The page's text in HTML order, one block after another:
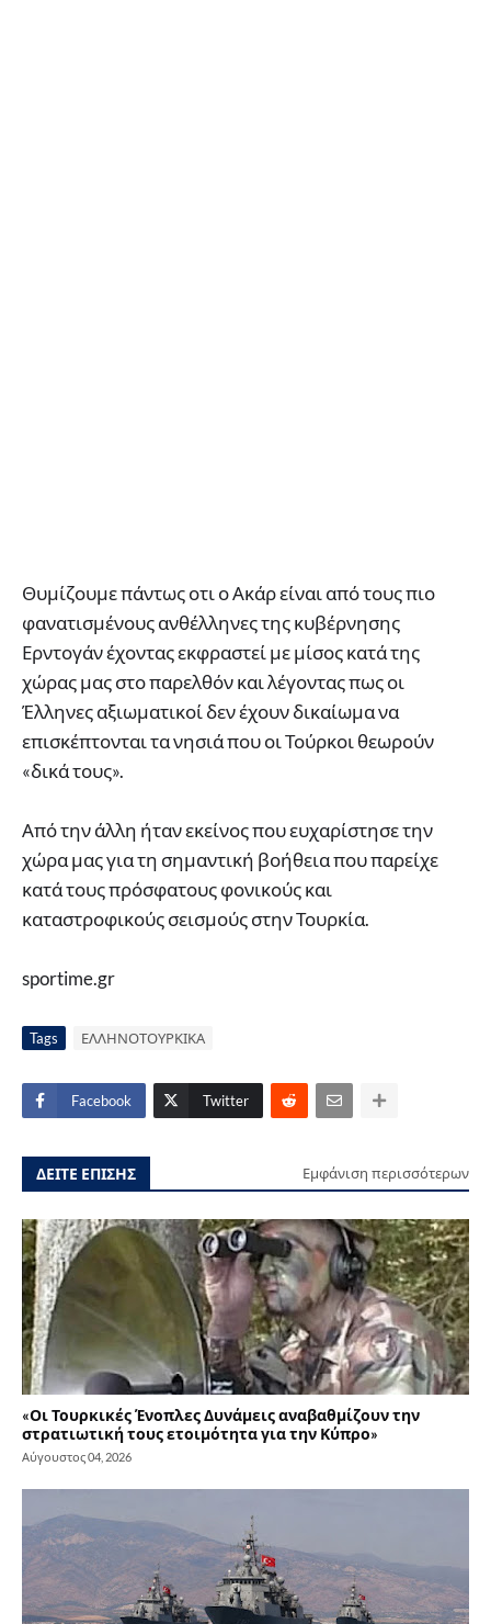
Θυμίζουμε πάντως οτι ο Ακάρ είναι από τους πιο
φανατισμένους ανθέλληνες της κυβέρνησης
Ερντογάν έχοντας εκφραστεί με μίσος κατά της
χώρας μας στο παρελθόν και λέγοντας πως οι
Έλληνες αξιωματικοί δεν έχουν δικαίωμα να
επισκέπτονται τα νησιά που οι Τούρκοι θεωρούν
«δικά τους».
Από την άλλη ήταν εκείνος που ευχαρίστησε την
χώρα μας για τη σημαντική βοήθεια που παρείχε
κατά τους πρόσφατους φονικούς και
καταστροφικούς σεισμούς στην Τουρκία.
sportime.gr
Tags ΕΛΛΗΝΟΤΟΥΡΚΙΚΑ
Facebook Twitter
ΔΕΙΤΕ ΕΠΙΣΗΣ Εμφάνιση περισσότερων
«Οι Τουρκικές Ένοπλες Δυνάμεις αναβαθμίζουν την
στρατιωτική τους ετοιμότητα για την Κύπρο»
Αύγουστος 04, 2026